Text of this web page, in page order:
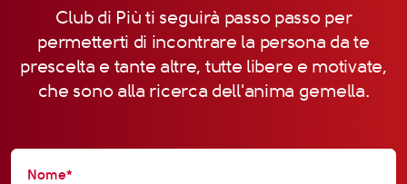
Club di Più ti seguirà passo passo per
permetterti di incontrare la persona da te
prescelta e tante altre, tutte libere e motivate,
che sono alla ricerca dell'anima gemella.